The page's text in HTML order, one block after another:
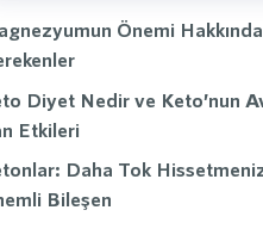
Önemi
Diyet Nedir ve Keto’nun
Etkileri
Daha Tok
Bileşen